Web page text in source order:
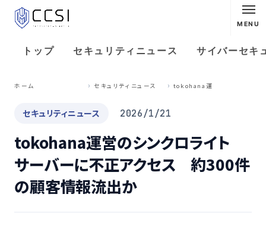
MENU
トップ セキュリティニュース サイバーセキ
ホーム セキュリティニュース
セキュリティニュース 2026/1/21
tokohana運営のシンクロライト
サーバーに不正アクセス 約300件
の顧客情報流出か